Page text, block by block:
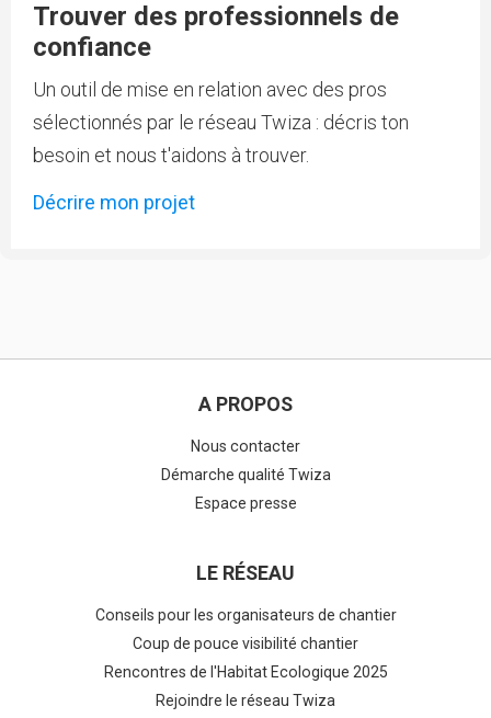
Trouver des professionnels de
confiance
Un outil de mise en relation avec des pros
sélectionnés par le réseau Twiza : décris ton
besoin et nous t'aidons à trouver.
Décrire mon projet
A PROPOS
Nous contacter
Démarche qualité Twiza
Espace presse
LE RÉSEAU
Conseils pour les organisateurs de chantier
Coup de pouce visibilité chantier
Rencontres de l'Habitat Ecologique 2025
Rejoindre le réseau Twiza